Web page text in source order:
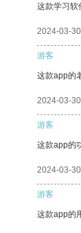
这款学习软
2024-03-30
游客
这款app的
2024-03-30
游客
这款app的
2024-03-30
游客
这款app的